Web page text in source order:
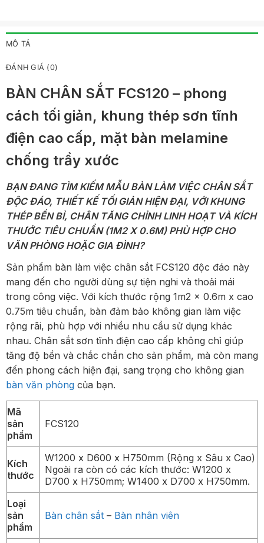
MÔ TẢ
ĐÁNH GIÁ (0)
BÀN CHÂN SẮT FCS120 – phong
cách tối giản, khung thép sơn tĩnh
điện cao cấp, mặt bàn melamine
chống trầy xước
BẠN ĐANG TÌM KIẾM MẪU BÀN LÀM VIỆC CHÂN SẮT
ĐỘC ĐÁO, THIẾT KẾ TỐI GIẢN HIỆN ĐẠI, VỚI KHUNG
THÉP BỀN BỈ, CHÂN TĂNG CHỈNH LINH HOẠT VÀ KÍCH
THƯỚC TIÊU CHUẨN (1M2 X 0.6M) PHÙ HỢP CHO
VĂN PHÒNG HOẶC GIA ĐÌNH?
Sản phẩm bàn làm việc chân sắt FCS120 độc đáo này
mang đến cho người dùng sự tiện nghi và thoải mái
trong công việc. Với kích thước rộng 1m2 x 0.6m x cao
0.75m tiêu chuẩn, bàn đảm bảo không gian làm việc
rộng rãi, phù hợp với nhiều nhu cầu sử dụng khác
nhau. Chân sắt sơn tĩnh điện cao cấp không chỉ giúp
tăng độ bền và chắc chắn cho sản phẩm, mà còn mang
đến phong cách hiện đại, sang trọng cho không gian
bàn văn phòng của bạn.
Mã
sản
phẩm
FCS120
Kích
thước
W1200 x D600 x H750mm (Rộng x Sâu x Cao)
Ngoài ra còn có các kích thước: W1200 x
D700 x H750mm; W1400 x D700 x H750mm.
Loại
sản
phẩm
Bàn chân sắt – Bàn nhân viên